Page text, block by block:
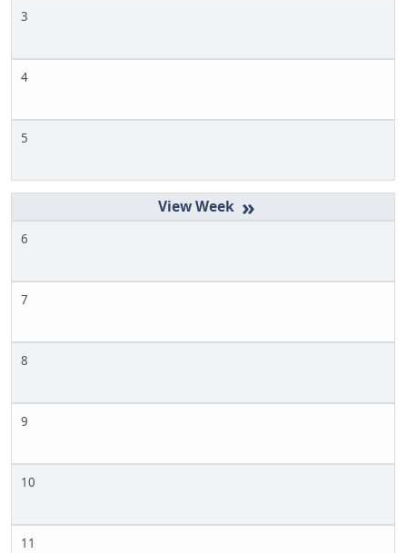
3
4
5
»
6
7
8
9
10
11